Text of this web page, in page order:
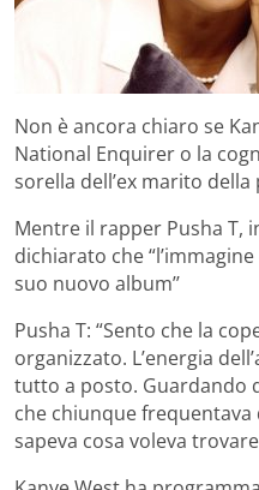
Non è ancora chiaro se
National Enquirer o la
sorella dell’ex marito
Mentre il rapper Pusha T,
dichiarato che
suo nuovo album’’
Pusha T: “Sento che la
organizzato. L’energia
tutto a posto. Guardando
che chiunque
sapeva cosa voleva